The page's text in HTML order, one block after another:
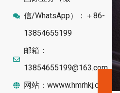
信/WhatsApp）：＋86-
13854655199
邮箱：
13854655199@163.com
网站：wwww.hmrhkj.com